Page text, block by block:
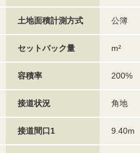
土地面積計測方式 公簿
セットバック量 m²
容積率 200%
接道状況 角地
接道間口1 9.40m